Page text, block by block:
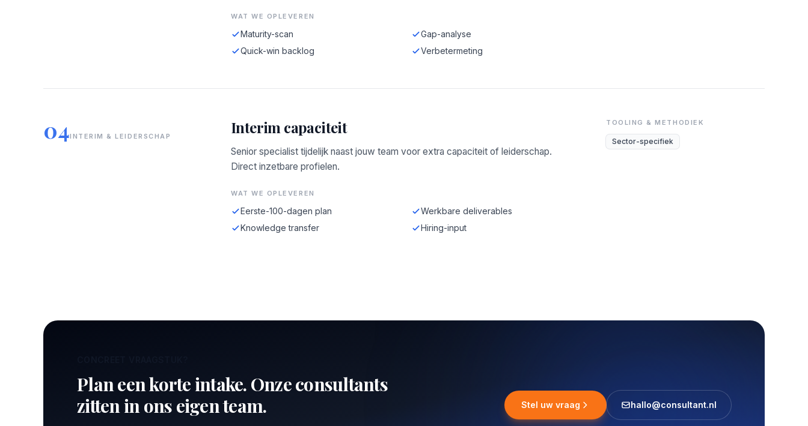
WAT WE OPLEVEREN
Maturity-scan
Gap-analyse
Quick-win backlog
Verbetermeting
04INTERIM & LEIDERSCHAP Interim capaciteit
Senior specialist tijdelijk naast jouw team voor extra capaciteit of leiderschap.
Direct inzetbare profielen.
WAT WE OPLEVEREN
Eerste-100-dagen plan
Werkbare deliverables
Knowledge transfer
Hiring-input
TOOLING & METHODIEK
Sector-specifiek
Plan een korte intake. Onze consultants
zitten in ons eigen team.
Stel uw vraag hallo@consultant.nl